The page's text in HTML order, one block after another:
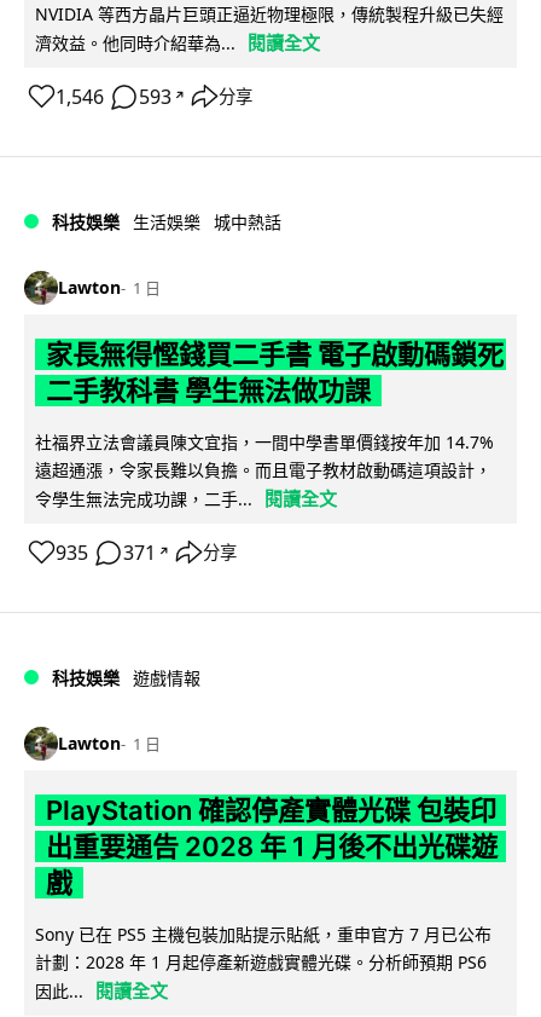
NVIDIA 等西方晶片巨頭正逼近物理極限，傳統製程升級已失經
濟效益。他同時介紹華為...
閱讀全文
1,546 593 ↗ 分享
科技娛樂 生活娛樂 城中熱話
Lawton 1 日
家長無得慳錢買二手書 電子啟動碼鎖死
二手教科書 學生無法做功課
社福界立法會議員陳文宜指，一間中學書單價錢按年加 14.7%
遠超通漲，令家長難以負擔。而且電子教材啟動碼這項設計，
令學生無法完成功課，二手...
閱讀全文
935 371 ↗ 分享
科技娛樂 遊戲情報
Lawton 1 日
PlayStation 確認停產實體光碟 包裝印
出重要通告 2028 年 1 月後不出光碟遊
戲
Sony 已在 PS5 主機包裝加貼提示貼紙，重申官方 7 月已公布
計劃：2028 年 1 月起停產新遊戲實體光碟。分析師預期 PS6
因此...
閱讀全文